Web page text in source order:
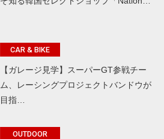
CAR & BIKE
【ガレージ見学】スーパーGT参戦チー
ム、レーシングプロジェクトバンドウが
目指…
OUTDOOR